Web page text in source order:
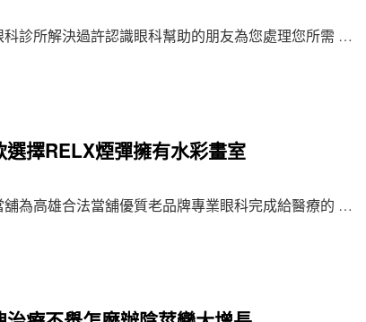
診所解決過許認識眼科幫助的朋友為您處理您所需 …
擇RELX煙彈擁有水彩畫室
為高雄合法當舖優質老品牌專業眼科完成給醫療的 …